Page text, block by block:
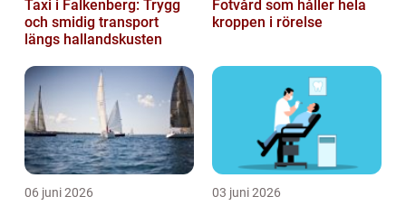
Taxi i Falkenberg: Trygg
och smidig transport
längs hallandskusten
Fotvård som håller hela
kroppen i rörelse
06 juni 2026 03 juni 2026